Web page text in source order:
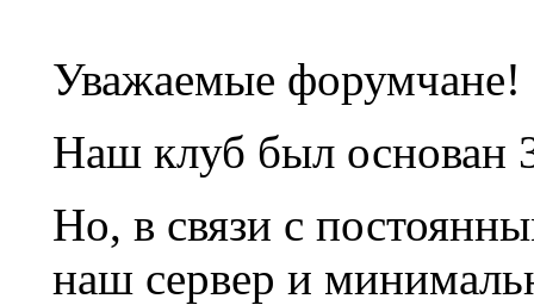
Уважаемые форумчане!
Наш клуб был основан
Но, в связи с
наш сервер и